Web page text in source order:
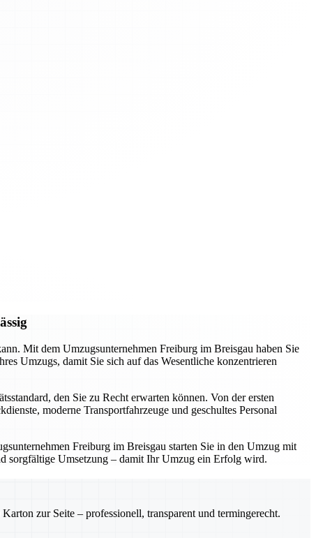
Mit dem Umzugsunternehmen Freiburg im Breisgau haben Sie
Umzugs, damit Sie sich auf das Wesentliche konzentrieren
den Sie zu Recht erwarten können. Von der ersten
moderne Transportfahrzeuge und geschultes Personal
Freiburg im Breisgau starten Sie in den Umzug mit
sorgfältige Umsetzung – damit Ihr Umzug ein Erfolg wird.
zur Seite – professionell, transparent und termingerecht.